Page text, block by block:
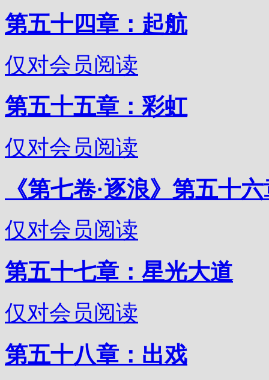
第五十四章：起航
仅对会员阅读
第五十五章：彩虹
仅对会员阅读
《第七卷·逐浪》第五十
仅对会员阅读
第五十七章：星光大道
仅对会员阅读
第五十八章：出戏